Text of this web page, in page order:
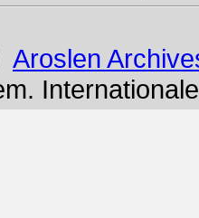
Aroslen